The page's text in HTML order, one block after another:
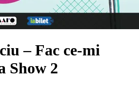
– Fac ce-mi
Show 2